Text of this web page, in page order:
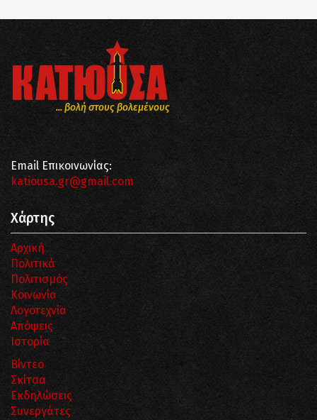
... βολή στους βολεμένους
Email Επικοινωνίας:
katiousa.gr@gmail.com
Χάρτης
Αρχική
Πολιτικά
Πολιτισμός
Κοινωνία
Λογοτεχνία
Απόψεις
Ιστορία
Βίντεο
Σκίτσα
Εκδηλώσεις
Συνεργάτες